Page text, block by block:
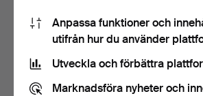
2 601 USD 359
Anpassa funktioner och
utifrån hur du använder
Utveckla och förbättra
Marknadsföra nyheter och